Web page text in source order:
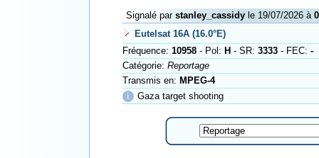
Signalé par stanley_cassidyle 19/07/2026 à
Eutelsat 16A (16.0°E)
Fréquence: 10958- Pol: H - SR: 3333- FEC: -
Catégorie: Reportage
Transmis en: MPEG-4
ℹ
Gaza target shooting